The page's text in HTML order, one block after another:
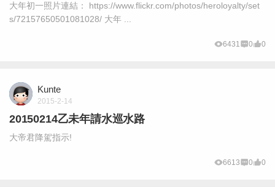
大年初一照片連結： https://www.flickr.com/photos/heroloyalty/set
s/72157650501081028/ 大年 ...
6431 0 0
Kunte
2015-2-14
20150214乙未年請水巡水路
大帝君降駕指示!
6613 0 0